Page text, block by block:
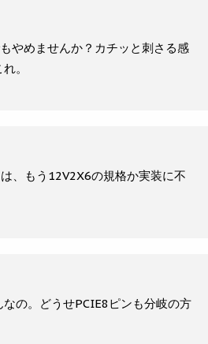
やめませんか？カチッと刺さる感
。
、もう12V2X6の規格か実装に不
の。どうせPCIE8ピンも分岐の方